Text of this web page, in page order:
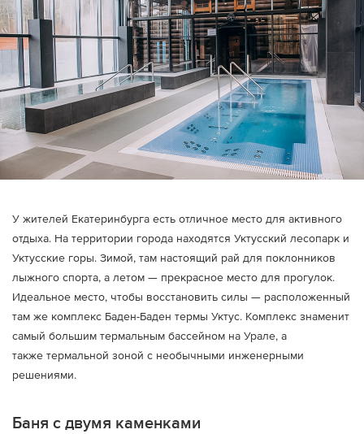
У жителей Екатеринбурга есть отличное место для активного
отдыха. На территории города находятся Уктусский лесопарк и
Уктусские горы. Зимой, там настоящий рай для поклонников
лыжного спорта, а летом — прекрасное место для прогулок.
Идеальное место, чтобы восстановить силы — расположенный
там же комплекс Баден-Баден термы Уктус. Комплекс знаменит
самый большим термальным бассейном на Урале, а
также термальной зоной с необычными инженерными
решениями.
Баня с двумя каменками